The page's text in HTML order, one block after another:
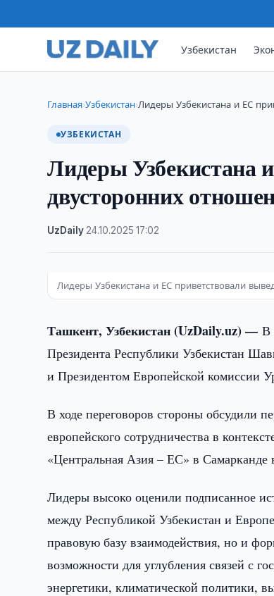
Узбекистан
Главная›Узбекистан›Лидеры Узбекистана и ЕС
УЗБЕКИСТАН
Лидеры Узбекистана
двусторонних
UzDaily 24.10.2025 ·17:02
Лидеры Узбекистана и ЕС приветствовали
Ташкент, Узбекистан (UzDaily.uz) —В
Президента Республики Узбекистан
и Президентом Европейской комиссии
В ходе переговоров стороны обсудили
европейского сотрудничества в
«Центральная Азия – ЕС» в Самарканде
Лидеры высоко оценили подписанное
между Республикой Узбекистан и
правовую базу взаимодействия, но и
возможности для углубления связей с
энергетики, климатической политики,